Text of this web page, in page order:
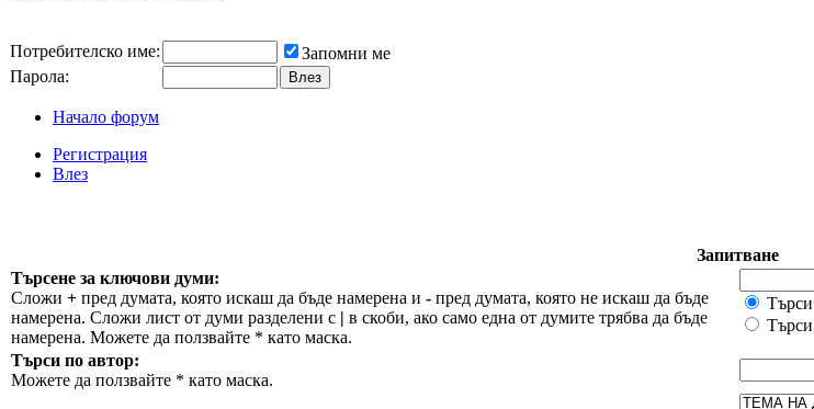
Потребителско име:
Запомни ме
Парола:
Начало форум
Регистрация
Влез
Запитване
Търсене за ключови думи:
Сложи + пред думата, която искаш да бъде намерена и - пред думата, която не искаш да бъде
намерена. Сложи лист от думи разделени с | в скоби, ако само една от думите трябва да бъде
намерена. Можете да ползвайте * като маска.
Търси
Търси по автор:
Можете да ползвайте * като маска.